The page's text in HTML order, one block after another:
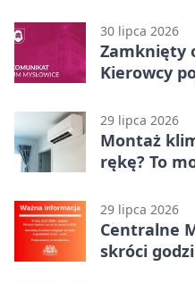
30 lipca 2026
Zamknięty
Kierowcy
29 lipca 2026
Montaż
rękę? To
29 lipca 2026
Centralne
skróci